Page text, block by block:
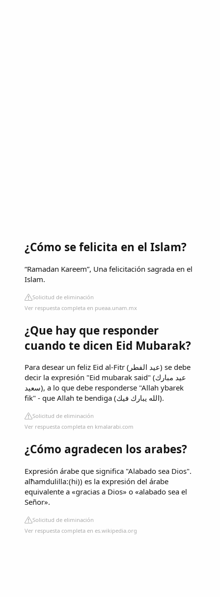
¿Cómo se felicita en el Islam?
“Ramadan Kareem”, Una felicitación sagrada en el
Islam.
Solicitud de eliminación
Ver respuesta completa en pueaa.unam.mx
¿Que hay que responder
cuando te dicen Eid Mubarak?
Para desear un feliz Eid al-Fitr (عيد الفطر) se debe
decir la expresión "Eid mubarak said" (عيد مبارك
سعيد), a lo que debe responderse "Allah ybarek
fik" - que Allah te bendiga (الله يبارك فيك).
Solicitud de eliminación
Ver respuesta completa en kmalarabi.com
¿Cómo agradecen los arabes?
Expresión árabe que significa "Alabado sea Dios".
alħamdulillaː(hi)) es la expresión del árabe
equivalente a «gracias a Dios» o «alabado sea el
Señor».
Solicitud de eliminación
Ver respuesta completa en es.wikipedia.org